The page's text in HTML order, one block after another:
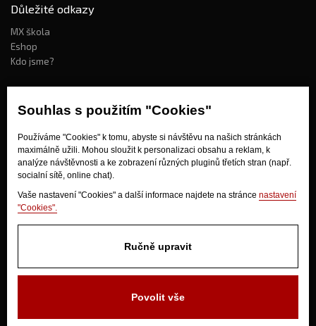
Souhlas s použitím "Cookies"
Používáme "Cookies" k tomu, abyste si návštěvu na našich stránkách
maximálně užili. Mohou sloužit k personalizaci obsahu a reklam, k
analýze návštěvnosti a ke zobrazení různých pluginů třetích stran (např.
socialní sítě, online chat).
Vaše nastavení "Cookies" a další informace najdete na stránce nastavení
"Cookies".
Ručně upravit
Povolit vše
Důležité odkazy
MX škola
Eshop
Kdo jsme?
Jak nakupovat?
Obchodní podmínky
Doprava
Odstoupení od kupní smlouvy
V Olšinkách 1430